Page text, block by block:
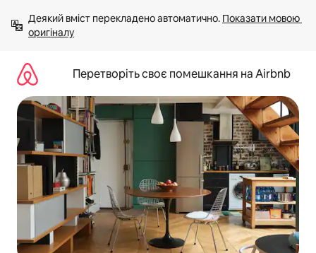
вмісту
Деякий вміст перекладено автоматично. Показати мовою
оригіналу
Перетворіть своє помешкання на Airbnb